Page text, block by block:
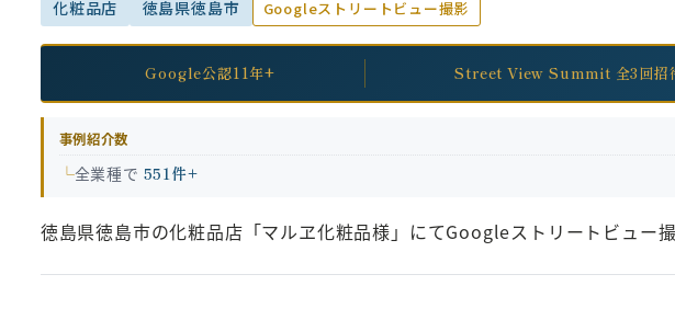
化粧品店 徳島県徳島市 Googleストリートビュー撮影
Google公認11年+ Street View Summit 全3回招
事例紹介数
全業種で 551件+
徳島県徳島市の化粧品店「マルヱ化粧品様」にてGoogleストリートビュー